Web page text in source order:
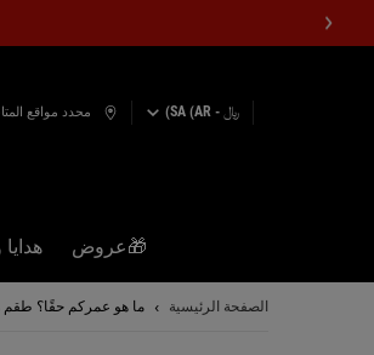
﷼ - SA (AR) محدد مواقع
🎁عروض
الصفحة الرئيسية ما هو عمركم حقًا؟ طقم